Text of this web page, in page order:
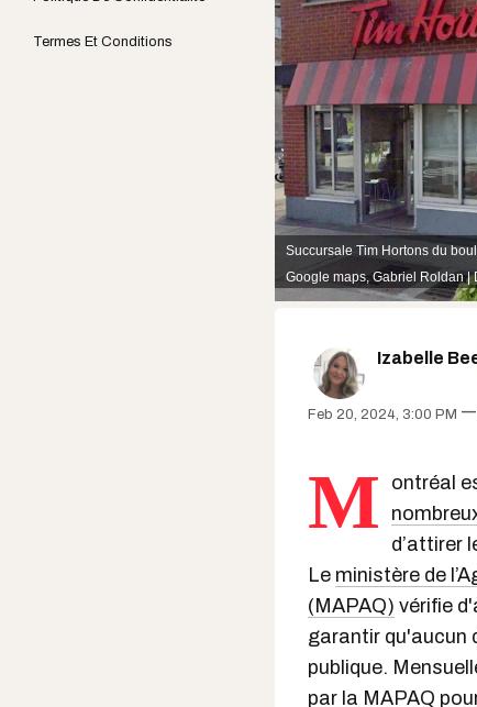
Termes Et Conditions
Succursale Tim Hortons du
Google maps,Gabriel Roldan |
Izabelle
Feb 20, 2024, 3:00 PM
M ontréal
d’attirer
Le ministère de
(MAPAQ) vérifie
garantir qu'aucun
publique.
par la MAPAQ